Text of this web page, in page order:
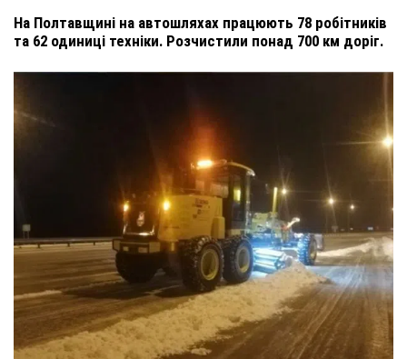
На Полтавщині на автошляхах працюють 78 робітників
та 62 одиниці техніки. Розчистили понад 700 км доріг.